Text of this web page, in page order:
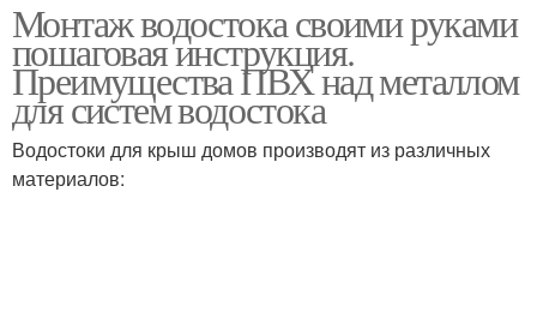
Монтаж водостока своими руками
пошаговая инструкция.
Преимущества ПВХ над металлом
для систем водостока
Водостоки для крыш домов производят из различных
материалов: